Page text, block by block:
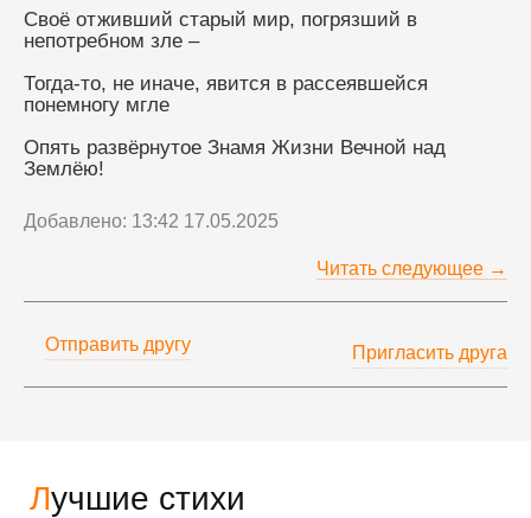
Лучшие стихи
Своё отживший старый мир, погрязший в
непотребном зле –
Тогда-то, не иначе, явится в рассеявшейся
понемногу мгле
Опять развёрнутое Знамя Жизни Вечной над
Землёю!
Добавлено: 13:42 17.05.2025
Читать следующее →
Отправить другу Пригласить друга